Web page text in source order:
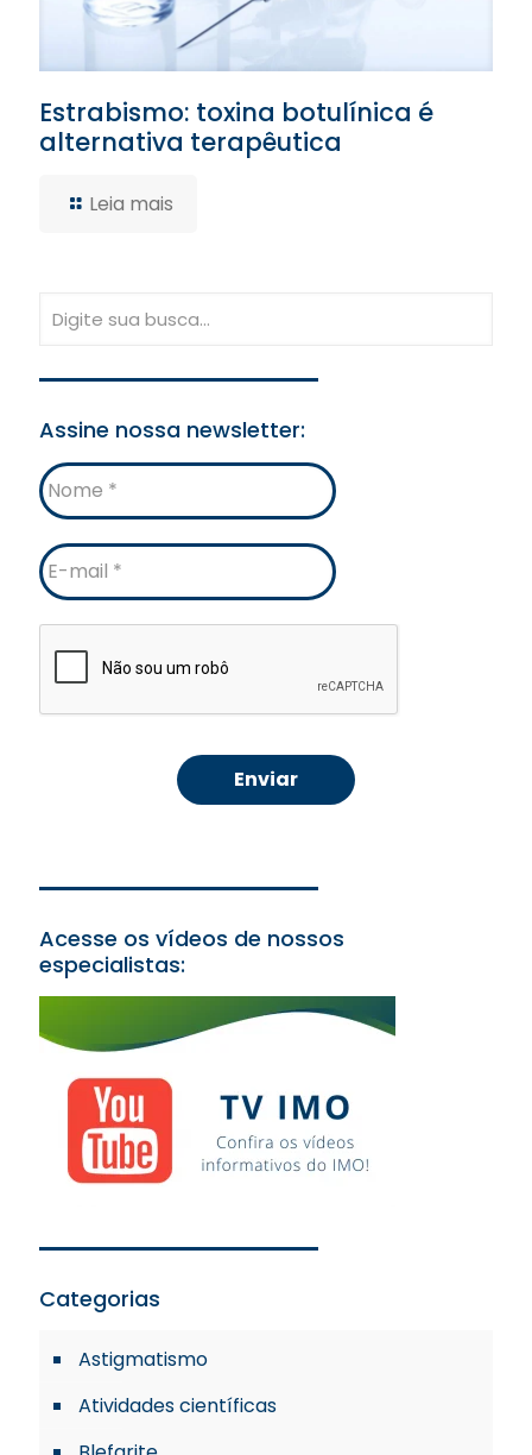
Estrabismo: toxina botulínica é
alternativa terapêutica
Leia mais
Assine nossa newsletter:
Nome
E-
mail
Acesse os vídeos de nossos
especialistas:
Categorias
Astigmatismo
Atividades científicas